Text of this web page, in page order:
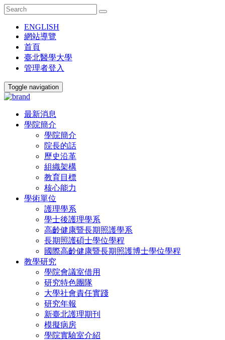
ENGLISH
網站導覽
首頁
臺北醫學大學
管理者登入
Toggle navigation
最新消息
學院簡介
學院簡介
院長的話
歷史沿革
組織架構
教育目標
核心能力
學術單位
護理學系
學士後護理學系
高齡健康暨長期照護學系
長期照護碩士學位學程
國際高齡健康暨長期照護博士學位學程
教學研究
學院會議室借用
研究特色團隊
大學社會責任實踐
研究年報
新臺北護理期刊
模擬病房
學院實驗室介紹